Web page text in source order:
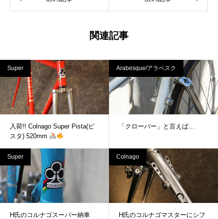
関連記事
Super
入荷!! Colnago Super Pista(ピ
スタ) 520mm
Arabesque/アラベスク
「クローバー」と言えば…
Super
H氏のコルナゴスーパー納車
Colnago
H氏のコルナゴマスターにシフ